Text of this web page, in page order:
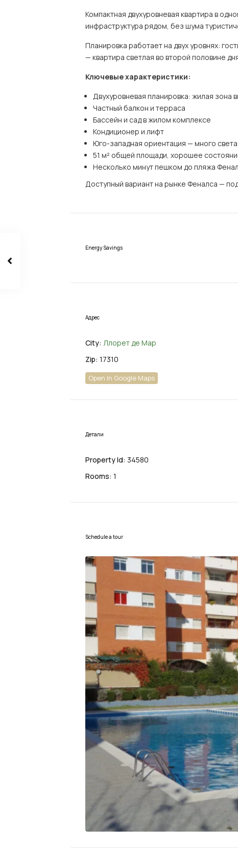
Компактная двухуровневая квартира в
инфраструктура рядом, без шума
Планировка работает на двух уровнях:
— квартира светлая во второй половине
Ключевые характеристики:
Двухуровневая планировка: жилая зона
Частный балкон и терраса
Бассейн и сад в жилом комплексе
Кондиционер и лифт
Юго-западная ориентация — много
51 м² общей площади, хорошее
Несколько минут пешком до пляжа
Доступный вариант на рынке Феналса —
Energy Savings
Адрес
City: Ллорет де Мар
Zip: 17310
Open In Google Maps
Детали
Property Id: 34580
Rooms: 1
Schedule a tour
Авг
Вт
11
Авг
Ср
12
Авг
Сб
15
Авг